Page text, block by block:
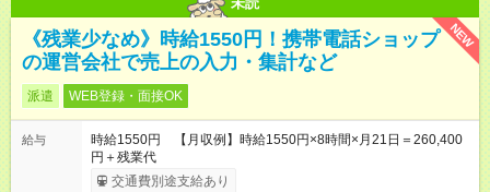
NEW
《残業少なめ》時給1550円！携帯電話ショップ
の運営会社で売上の入力・集計など
派遣 WEB登録・面接OK
給与
時給1550円 【月収例】時給1550円×8時間×月21日＝260,400
円＋残業代
交通費別途支給あり